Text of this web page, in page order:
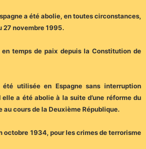
a été abolie, en toutes circonstances,
27 novembre 1995.
temps de paix depuis la Constitution de
utilisée en Espagne sans interruption
elle a été abolie à la suite d’une réforme du
au cours de la Deuxième République.
octobre 1934, pour les crimes de terrorisme